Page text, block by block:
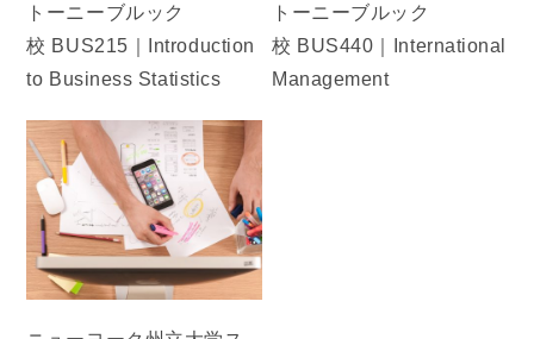
トーニーブルック
校 BUS215｜Introduction
to Business Statistics
トーニーブルック
校 BUS440｜International
Management